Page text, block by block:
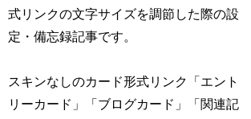
式リンクの文字サイズを調節した際の設
定・備忘録記事です。
スキンなしのカード形式リンク「エント
リーカード」「ブログカード」「関連記